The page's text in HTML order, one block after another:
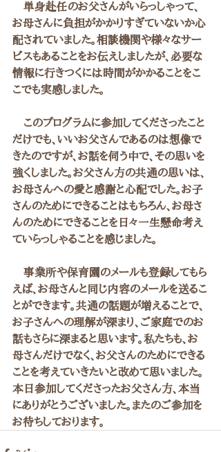
単身赴任のお父さんがいらっしゃって、
お母さんに負担がかかりすぎていないか心
配されていました。相談機関や様々なサー
ビスもあることをお伝えしましたが、必要な
情報に行きつくには時間がかかることをこ
こでも実感しました。
このプログラムに参加してくださったこと
だけでも、いいお父さんであるのは想像で
きたのですが、お話を伺う中で、その思いを
強くしました。お父さん方の共通の思いは、
お母さんへの愛と感謝と心配でした。お子
さんのためにできることはもちろん、お母さ
んのためにできることを日々一生懸命考え
ていらっしゃることを感じました。
事業所や保育園のメールも登録してもら
えば、お母さんと同じ内容のメールを送るこ
とができます。共通の話題が増えることで、
お子さんへの理解が深まり、ご家庭でのお
話もさらに深まると思います。私たちも、お
母さんだけでなく、お父さんのためにできる
ことを考えていきたいと改めて思いました。
本日参加してくださったお父さん方、本当
にありがとうございました。またのご参加を
お待ちしております。